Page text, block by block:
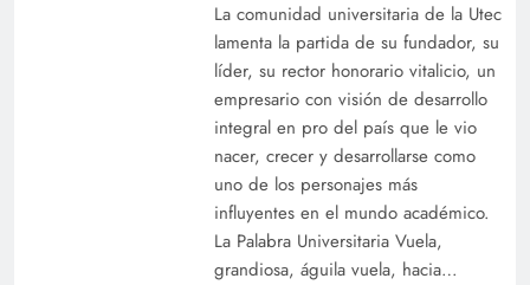
La comunidad universitaria de la Utec
lamenta la partida de su fundador, su
líder, su rector honorario vitalicio, un
empresario con visión de desarrollo
integral en pro del país que le vio
nacer, crecer y desarrollarse como
uno de los personajes más
influyentes en el mundo académico.
La Palabra Universitaria Vuela,
grandiosa, águila vuela, hacia…